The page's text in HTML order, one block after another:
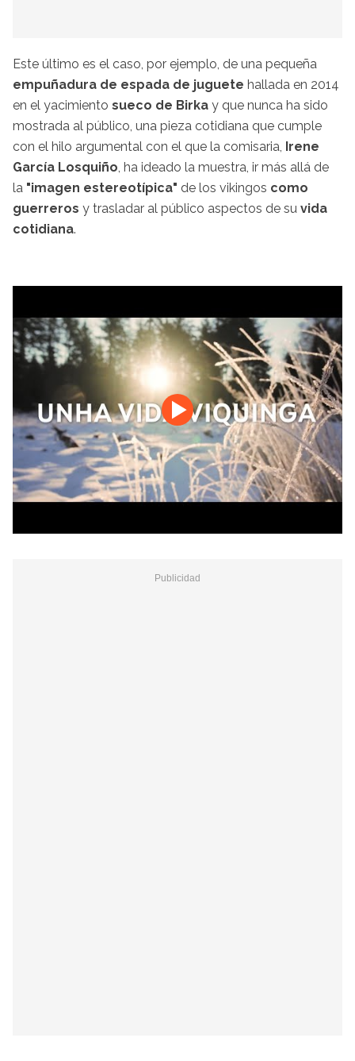
Este último es el caso, por ejemplo, de una pequeña
empuñadura de espada de juguete hallada en 2014
en el yacimiento sueco de Birka y que nunca ha sido
mostrada al público, una pieza cotidiana que cumple
con el hilo argumental con el que la comisaria, Irene
García Losquiño, ha ideado la muestra, ir más allá de
la "imagen estereotípica" de los vikingos como
guerreros y trasladar al público aspectos de su vida
cotidiana.